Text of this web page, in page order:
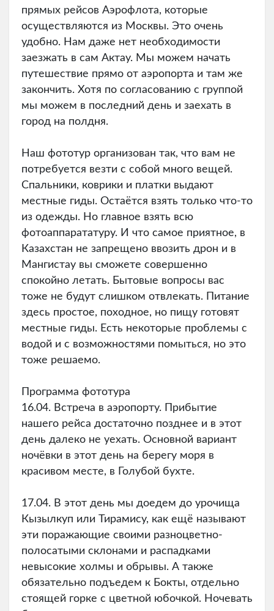
прямых рейсов Аэрофлота, которые
осуществляются из Москвы. Это очень
удобно. Нам даже нет необходимости
заезжать в сам Актау. Мы можем начать
путешествие прямо от аэропорта и там же
закончить. Хотя по согласованию с группой
мы можем в последний день и заехать в
город на полдня.
Наш фототур организован так, что вам не
потребуется везти с собой много вещей.
Спальники, коврики и платки выдают
местные гиды. Остаётся взять только что-то
из одежды. Но главное взять всю
фотоаппарататуру. И что самое приятное, в
Казахстан не запрещено ввозить дрон и в
Мангистау вы сможете совершенно
спокойно летать. Бытовые вопросы вас
тоже не будут слишком отвлекать. Питание
здесь простое, походное, но пищу готовят
местные гиды. Есть некоторые проблемы с
водой и с возможностями помыться, но это
тоже решаемо.
Программа фототура
16.04. Встреча в аэропорту. Прибытие
нашего рейса достаточно позднее и в этот
день далеко не уехать. Основной вариант
ночёвки в этот день на берегу моря в
красивом месте, в Голубой бухте.
17.04. В этот день мы доедем до урочища
Кызылкуп или Тирамису, как ещё называют
эти поражающие своими разноцветно-
полосатыми склонами и распадками
невысокие холмы и обрывы. А также
обязательно подъедем к Бокты, отдельно
стоящей горке с цветной юбочкой. Ночевать